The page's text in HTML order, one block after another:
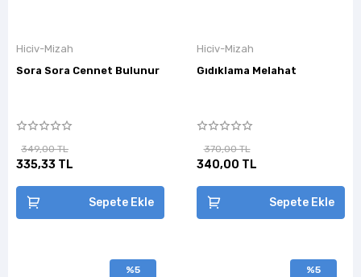
Hiciv-Mizah
Sora Sora Cennet Bulunur
349,00 TL
335,33 TL
Sepete Ekle
Hiciv-Mizah
Gıdıklama Melahat
370,00 TL
340,00 TL
Sepete Ekle
%5 %5